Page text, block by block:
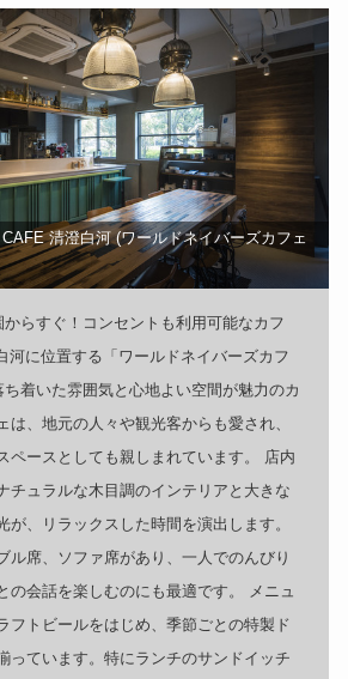
清澄白河 (ワールドネイバーズカフェ
からすぐ！コンセントも利用可能なカフ
河に位置する「ワールドネイバーズカフ
ち着いた雰囲気と心地よい空間が魅力のカ
は、地元の人々や観光客からも愛され、
ペースとしても親しまれています。 店内
チュラルな木目調のインテリアと大きな
が、リラックスした時間を演出します。
ル席、ソファ席があり、一人でのんびり
の会話を楽しむのにも最適です。 メニュ
フトビールをはじめ、季節ごとの特製ド
っています。特にランチのサンドイッチ